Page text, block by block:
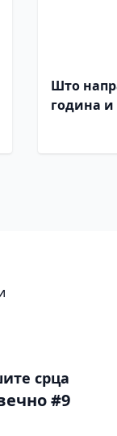
Што
година и
срца
#9